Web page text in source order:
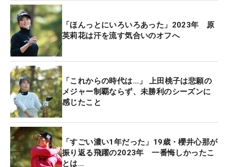
ッシュ。優勝した山下とは5打差がついたが、最後
まで逆転の可能性を残す戦いぶりだった。そのライ
バルとは初日、2日目と一緒にプレー。元世界ラン
ク1位が「（山下の）ショットの安定感を見ていた
ので、逆転は難しいと思っていました」というほど
の仕上がりを肌で感じていた。穏やかな天候という
こともあり、「自分が頑張るしかない」と気持ちを
込めたが、及ばなかった。
しかし、その表情は負けてなお穏やか。「結果では
なく、父も電話で『申ジエらしいプレーができれば
いい』と言ってくれたので、きょうは皆さんに感謝
「ほんっとにいろいろあった」2023年 原
英莉花は汗を流す気合いのオフへ
「これからの時代は…」 上田桃子は悲願の
メジャー制覇ならず、未勝利のシーズンに
感じたこと
「すごい濃い1年だった」19歳・櫻井心那が
振り返る飛躍の2023年 一番悔しかったこ
とは…